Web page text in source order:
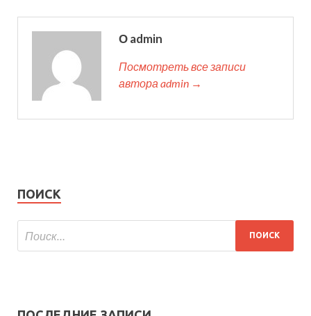
О admin
Посмотреть все записи
автора admin →
ПОИСК